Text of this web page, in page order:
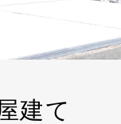
建て